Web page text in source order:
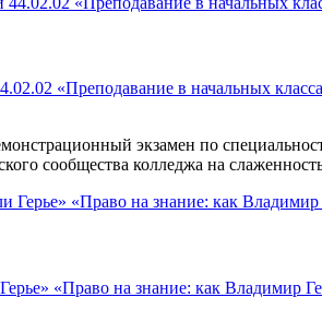
«Преподавание в начальных
экзамен по
сообщества колледжа на
«Право на знание: как Владимир